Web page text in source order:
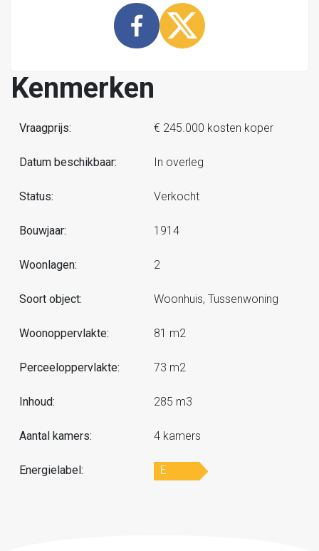
Kenmerken
Vraagprijs: € 245.000 kosten koper
Datum beschikbaar: In overleg
Status: Verkocht
Bouwjaar: 1914
Woonlagen: 2
Soort object: Woonhuis, Tussenwoning
Woonoppervlakte: 81 m2
Perceeloppervlakte: 73 m2
Inhoud: 285 m3
Aantal kamers: 4 kamers
Energielabel: E